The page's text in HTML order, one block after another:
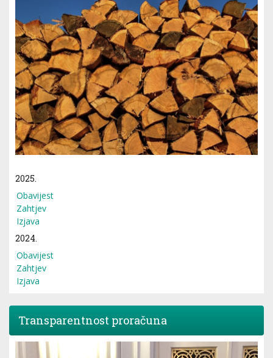
2025.
Obavijest
Zahtjev
Izjava
2024.
Obavijest
Zahtjev
Izjava
Transparentnost proračuna